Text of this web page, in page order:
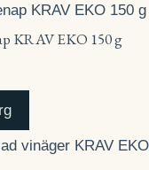
KRAV EKO 150 g